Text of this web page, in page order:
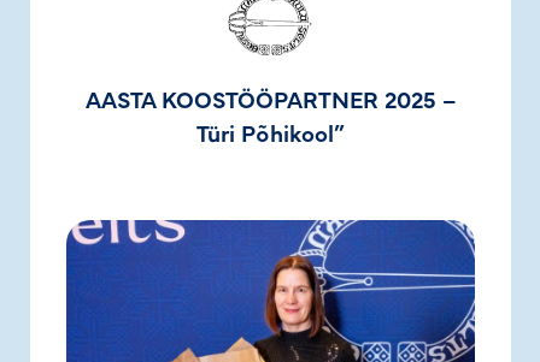
AASTA KOOSTÖÖPARTNER 2025 –
Türi Põhikool”